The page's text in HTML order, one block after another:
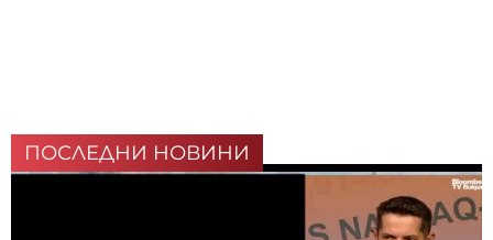
ПОСЛЕДНИ НОВИНИ